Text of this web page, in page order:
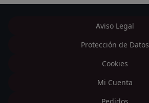
Aviso Legal
Protección de Datos
Cookies
Mi Cuenta